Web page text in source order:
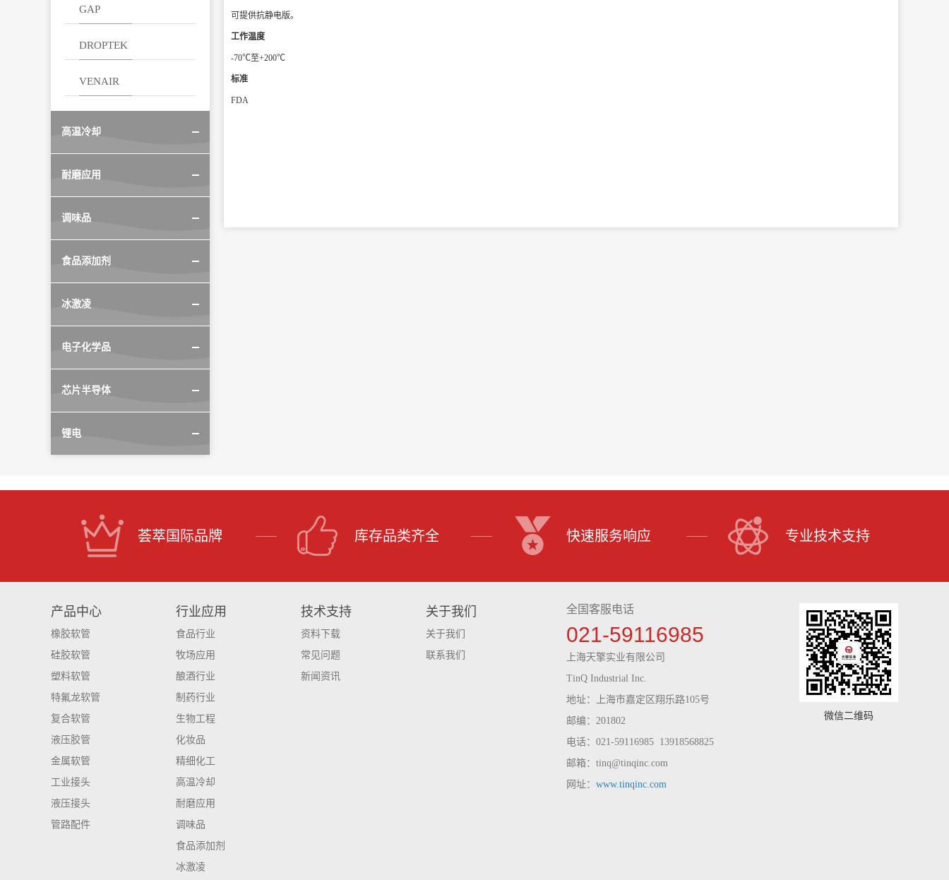
GAP
DROPTEK
VENAIR
高温冷却
耐磨应用
调味品
食品添加剂
冰激凌
电子化学品
芯片半导体
锂电
可提供抗静电版。
工作温度
-70℃至+200℃
标准
FDA
荟萃国际品牌 库存品类齐全 快速服务响应 专业技术支持
产品中心
橡胶软管
硅胶软管
塑料软管
特氟龙软管
复合软管
液压胶管
金属软管
工业接头
液压接头
管路配件
行业应用
食品行业
牧场应用
酿酒行业
制药行业
生物工程
化妆品
精细化工
高温冷却
耐磨应用
调味品
食品添加剂
冰激凌
技术支持
资料下载
常见问题
新闻资讯
关于我们
关于我们
联系我们
全国客服电话
021-59116985
上海天擎实业有限公司
TinQ Industrial Inc.
地址：上海市嘉定区翔乐路105号
邮编：201802
电话：021-59116985 13918568825
邮箱：tinq@tinqinc.com
网址： www.tinqinc.com
微信二维码